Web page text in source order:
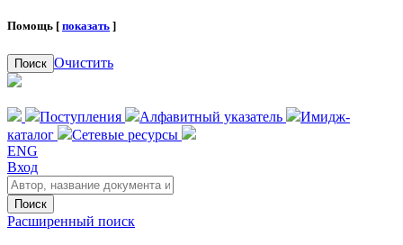
Помощь [ показать ]
Поиск Очистить
Поступления Алфавитный указатель
Имидж-
каталог
Сетевые ресурсы
ENG
Вход
Поиск
Расширенный поиск